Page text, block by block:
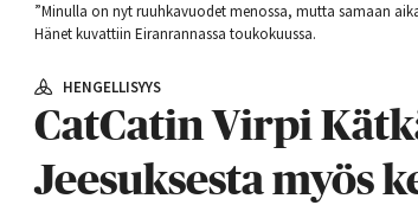
”Minulla on nyt ruuhkavuodet menossa, mutta samaan
Hänet kuvattiin Eiranrannassa toukokuussa.
HENGELLISYYS
CatCatin Virpi
Jeesuksesta myös